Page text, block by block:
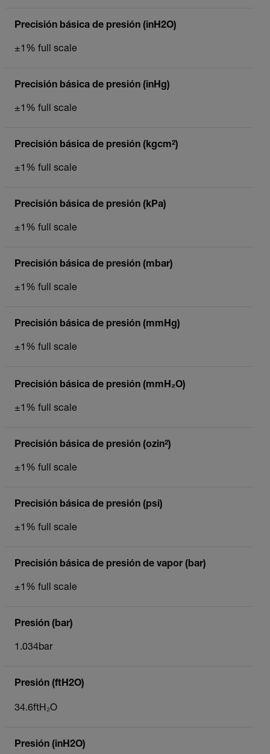
Precisión básica de presión (inH2O)
±1% full scale
Precisión básica de presión (inHg)
±1% full scale
Precisión básica de presión (kgcm²)
±1% full scale
Precisión básica de presión (kPa)
±1% full scale
Precisión básica de presión (mbar)
±1% full scale
Precisión básica de presión (mmHg)
±1% full scale
Precisión básica de presión (mmH₂O)
±1% full scale
Precisión básica de presión (ozin²)
±1% full scale
Precisión básica de presión (psi)
±1% full scale
Precisión básica de presión de vapor (bar)
±1% full scale
Presión (bar)
1.034bar
Presión (ftH2O)
34.6ftH₂O
Presión (inH2O)